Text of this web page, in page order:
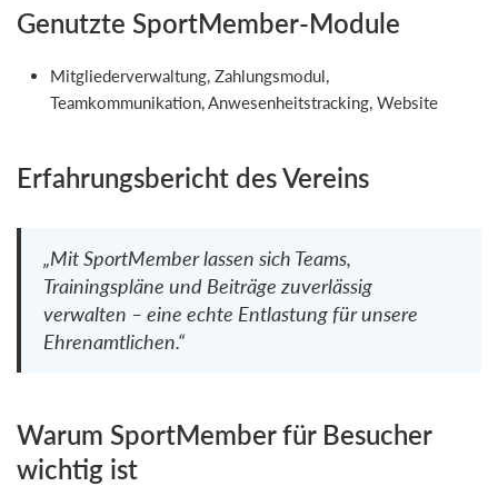
Genutzte SportMember-Module
Mitgliederverwaltung, Zahlungsmodul,
Teamkommunikation, Anwesenheitstracking, Website
Erfahrungsbericht des Vereins
„Mit SportMember lassen sich Teams,
Trainingspläne und Beiträge zuverlässig
verwalten – eine echte Entlastung für unsere
Ehrenamtlichen.“
Warum SportMember für Besucher
wichtig ist